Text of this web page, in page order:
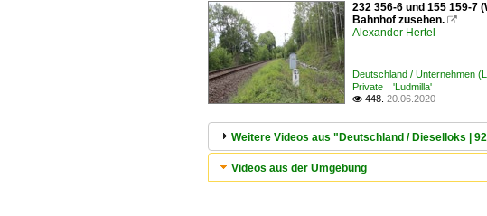
232 356-6 und 155 159-7
Bahnhof zusehen. 
Alexander Hertel
Deutschland / Unternehmen
Private 'Ludmilla'
 448. 20.06.2020
Weitere Videos aus "Deutschland / Dieselloks
Videos aus der Umgebung